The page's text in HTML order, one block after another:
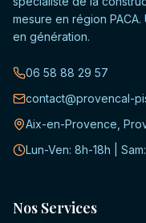
mesure en région
en génération.
06 58 88 29 57
contact@provencal-
Aix-en-Provence,
Lun-Ven: 8h-18h |
Nos Services